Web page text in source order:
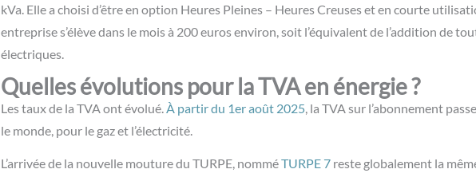
kVa. Elle a choisi d’être en option Heures Pleines – Heures Creuses et en courte
entreprise s’élève dans le mois à 200 euros environ, soit l’équivalent de l’addition de
électriques.
Quelles évolutions pour la TVA en énergie ?
Les taux de la TVA ont évolué.À partir du 1er août 2025, la TVA sur l’abonnement
le monde, pour le gaz et l’électricité.
L’arrivée de la nouvelle mouture du TURPE, nomméTURPE 7 reste globalement la